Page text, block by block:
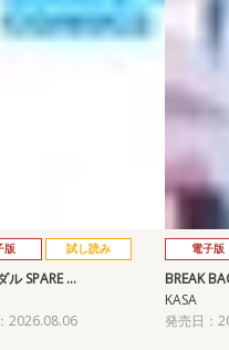
版 試し読み
ル SPARE …
2026.08.06
電子版
BREAK
KASA
発売日：